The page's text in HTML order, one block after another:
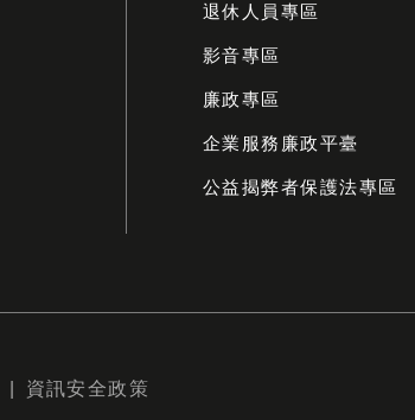
退休人員專區
影音專區
廉政專區
企業服務廉政平臺
公益揭弊者保護法專區
資訊安全政策